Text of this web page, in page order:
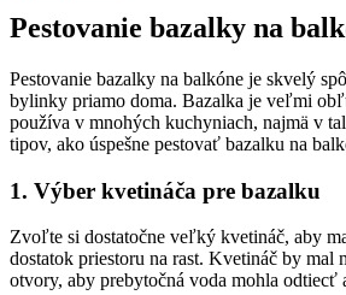
Pestovanie bazalky na
Pestovanie bazalky na balkóne je skvelý
bylinky priamo doma. Bazalka je veľmi
používa v mnohých kuchyniach, najmä v
tipov, ako úspešne pestovať bazalku na
1. Výber kvetináča pre bazalku
Zvoľte si dostatočne veľký kvetináč, aby
dostatok priestoru na rast. Kvetináč by mal
otvory, aby prebytočná voda mohla odtiecť